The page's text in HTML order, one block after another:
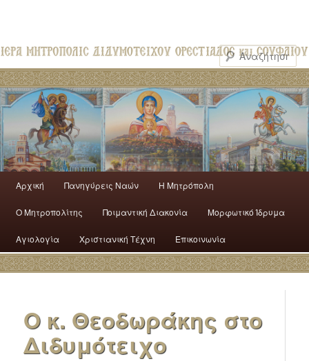
Αρχική Πανηγύρεις Ναών H Mητρόπολη
Ο Mητροπολίτης Ποιμαντική Διακονία Μορφωτικό Ίδρυμα
Αγιολογία Χριστιανική Τέχνη Επικοινωνία
Ο κ. Θεοδωράκης στο
Διδυμότειχο